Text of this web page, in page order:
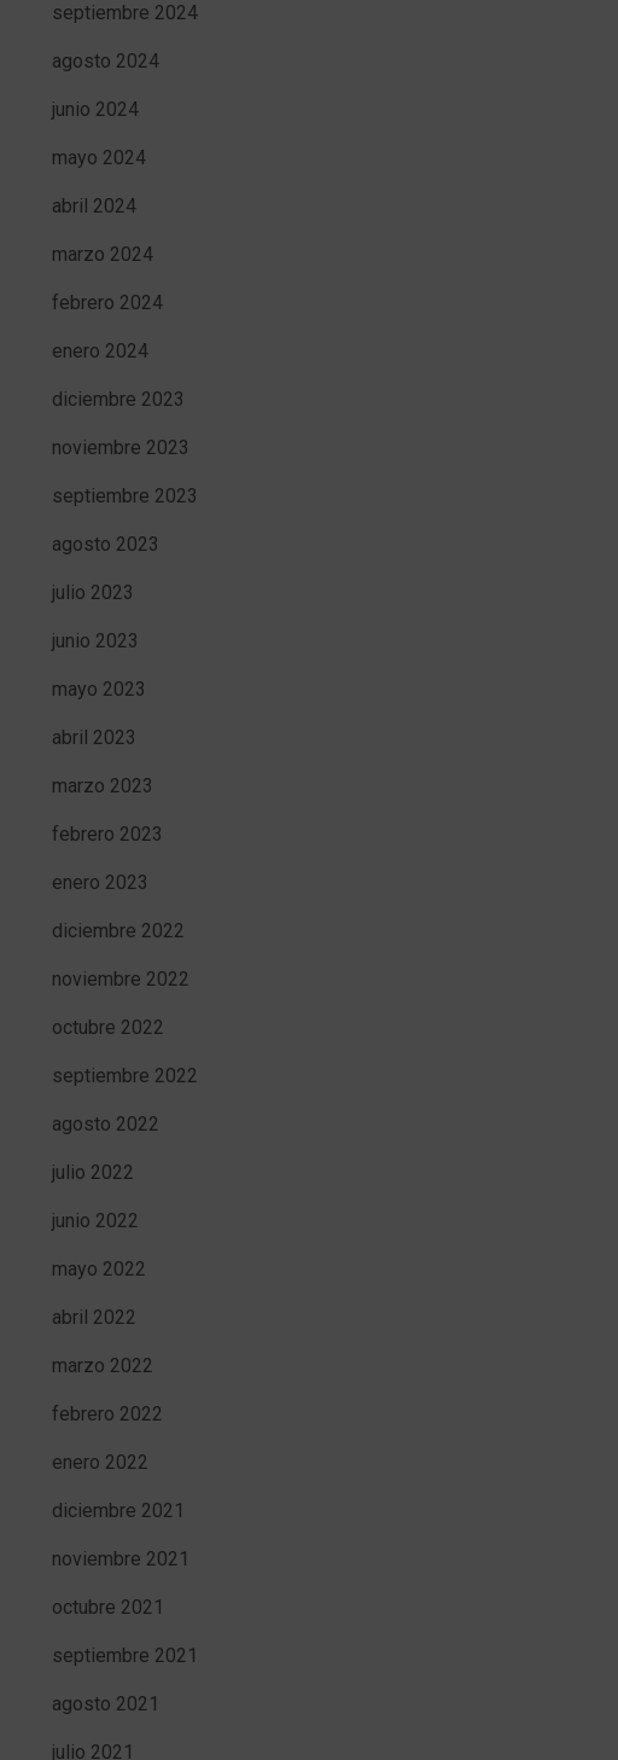
septiembre 2024
agosto 2024
junio 2024
mayo 2024
abril 2024
marzo 2024
febrero 2024
enero 2024
diciembre 2023
noviembre 2023
septiembre 2023
agosto 2023
julio 2023
junio 2023
mayo 2023
abril 2023
marzo 2023
febrero 2023
enero 2023
diciembre 2022
noviembre 2022
octubre 2022
septiembre 2022
agosto 2022
julio 2022
junio 2022
mayo 2022
abril 2022
marzo 2022
febrero 2022
enero 2022
diciembre 2021
noviembre 2021
octubre 2021
septiembre 2021
agosto 2021
julio 2021